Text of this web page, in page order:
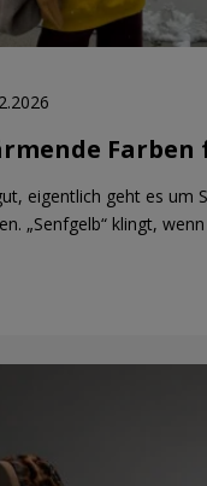
eigentlich geht es um
„Senfgelb“ klingt,